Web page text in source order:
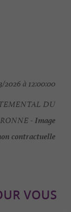
2026 à 12:00:00
DU
-Image
contractuelle
VOUS